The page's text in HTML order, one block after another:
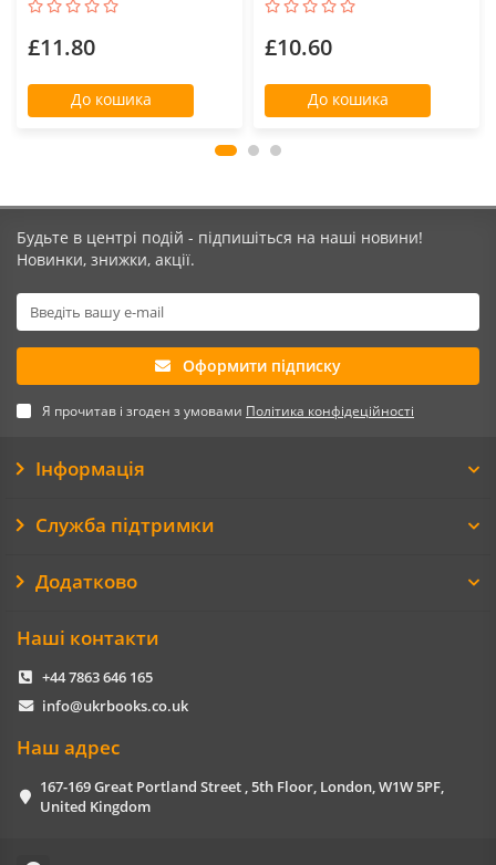
£11.80
До кошика
£10.60
До кошика
Будьте в центрі подій - підпишіться на наші новини!
Новинки, знижки, акції.
Оформити підписку
Я прочитав і згоден з умовами Політика конфідеційності
Інформація
Служба підтримки
Додатково
Наші контакти
+44 7863 646 165
info@ukrbooks.co.uk
Наш адрес
167-169 Great Portland Street , 5th Floor, London, W1W 5PF,
United Kingdom